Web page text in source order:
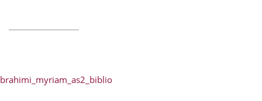
brahimi_myriam_as2_biblio